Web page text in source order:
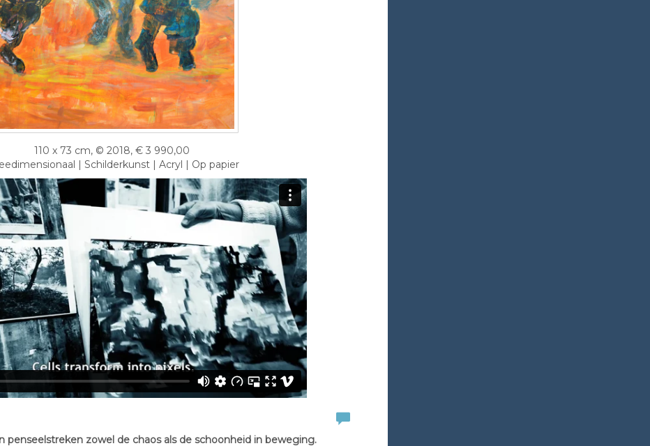
110 x 73 cm, © 2018, € 3 990,00
| Schilderkunst | Acryl | Op papier
penseelstreken zowel de chaos als de schoonheid in beweging.